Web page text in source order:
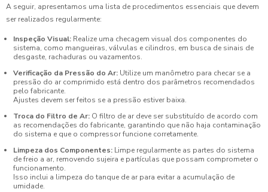
A seguir, apresentamos uma lista de procedimentos essenciais que devem
ser realizados regularmente:
Inspeção Visual: Realize uma checagem visual dos componentes do
sistema, como mangueiras, válvulas e cilindros, em busca de sinais de
desgaste, rachaduras ou vazamentos.
Verificação da Pressão do Ar: Utilize um manômetro para checar se a
pressão do ar comprimido está dentro dos parâmetros recomendados
pelo fabricante.
Ajustes devem ser feitos se a pressão estiver baixa.
Troca do Filtro de Ar: O filtro de ar deve ser substituído de acordo com
as recomendações do fabricante, garantindo que não haja contaminação
do sistema e que o compressor funcione corretamente.
Limpeza dos Componentes: Limpe regularmente as partes do sistema
de freio a ar, removendo sujeira e partículas que possam comprometer o
funcionamento.
Isso inclui a limpeza do tanque de ar para evitar a acumulação de
umidade.